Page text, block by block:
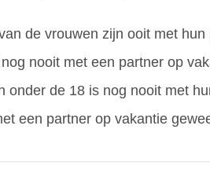
de vrouwen zijn ooit met
nooit met een partner op
onder de 18 is nog nooit met
een partner op vakantie